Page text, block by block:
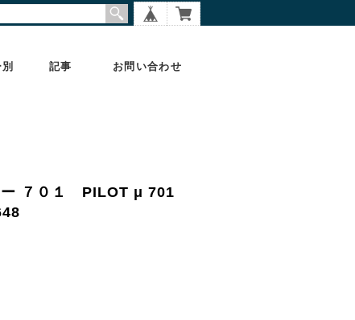
記事 お問い合わせ
ー ７０１ PILOT μ 701